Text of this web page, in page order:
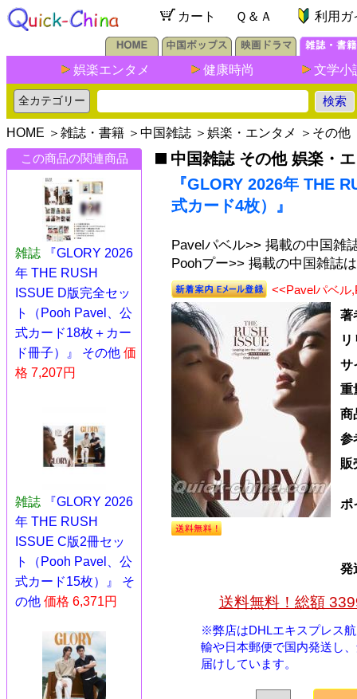
カート Ｑ＆Ａ 利用ガ
娯楽エンタメ 健康時尚 文学小
HOME ＞ 雑誌・書籍 ＞ 中国雑誌 ＞ 娯楽・エンタメ ＞ その他
この商品の関連商品
雑誌
『GLORY 2026
年 THE RUSH
ISSUE D版完全セッ
ト（Pooh Pavel、公
式カード18枚＋カー
ド冊子）』 その他 価
格 7,207円
雑誌
『GLORY 2026
年 THE RUSH
ISSUE C版2冊セッ
ト（Pooh Pavel、公
式カード15枚）』 そ
の他 価格 6,371円
中国雑誌 その他 娯楽・
『GLORY 2026年 THE
式カード4枚）』
Pavelパベル>> 掲載の中国雑
Poohプー>> 掲載の中国雑誌
<<Pavelパベル
著
サ
重
商
参
販
ポ
発
送料無料！総額
※弊店はDHLエキスプレス
輸や日本郵便で国内発送し
届けしています。